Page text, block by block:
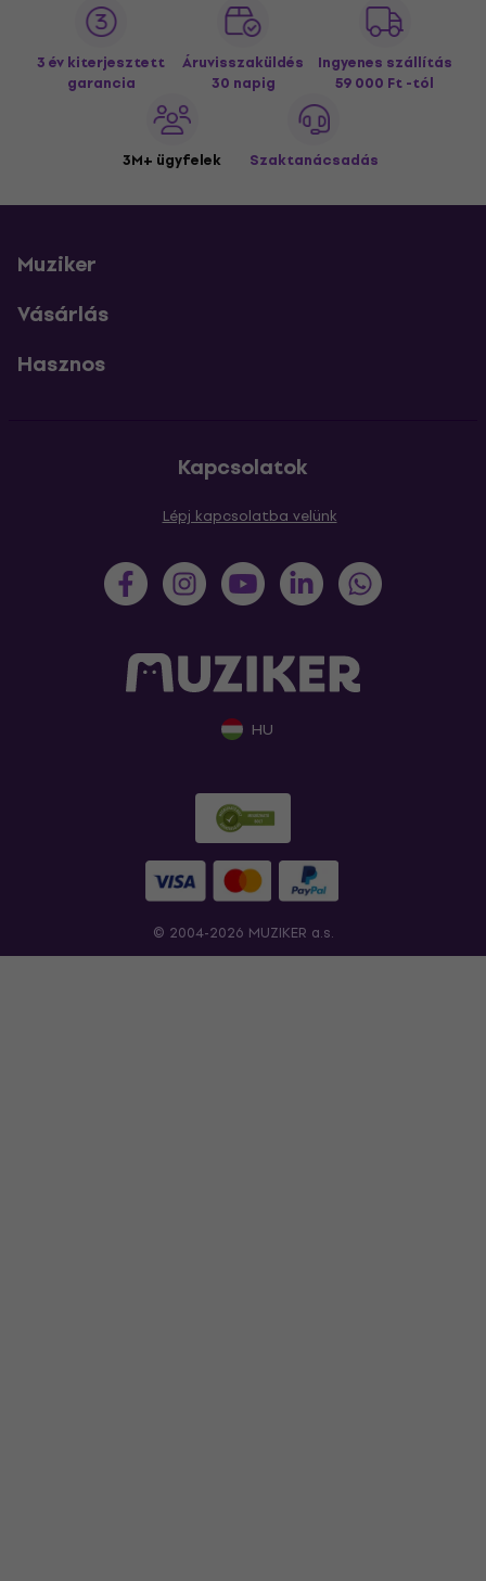
3 év kiterjesztett
garancia
Áruvisszaküldés
30 napig
Ingyenes szállítás
59 000 Ft -tól
3M+ ügyfelek Szaktanácsadás
Muziker
Vásárlás
Hasznos
Kapcsolatok
Lépj kapcsolatba velünk
HU
© 2004-2026 MUZIKER a.s.